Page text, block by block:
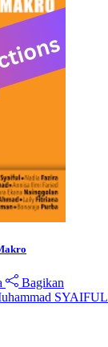
Bagikan
SYAIFUL